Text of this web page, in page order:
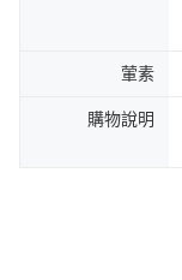
葷素
購物說明